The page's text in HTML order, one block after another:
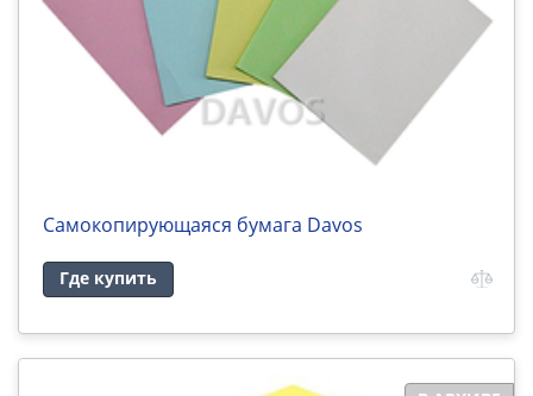
Самокопирующаяся бумага Davos
Где купить